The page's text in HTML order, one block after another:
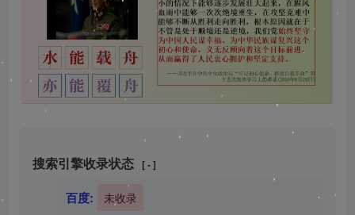
搜索引擎收录状态 [ - ]
百度: 未收录